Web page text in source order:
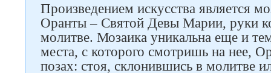
Произведением искусства является
Оранты – Святой Девы Марии, руки
молитве. Мозаика уникальна еще и
места, с которого смотришь на нее,
позах: стоя, склонившись в молитве